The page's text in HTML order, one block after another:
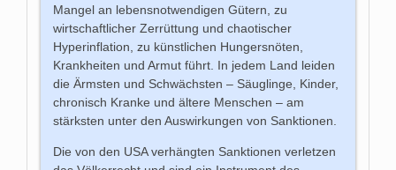
Mangel an lebensnotwendigen Gütern, zu
wirtschaftlicher Zerrüttung und chaotischer
Hyperinflation, zu künstlichen Hungersnöten,
Krankheiten und Armut führt. In jedem Land leiden
die Ärmsten und Schwächsten ‒ Säuglinge, Kinder,
chronisch Kranke und ältere Menschen ‒ am
stärksten unter den Auswirkungen von Sanktionen.
Die von den USA verhängten Sanktionen verletzen